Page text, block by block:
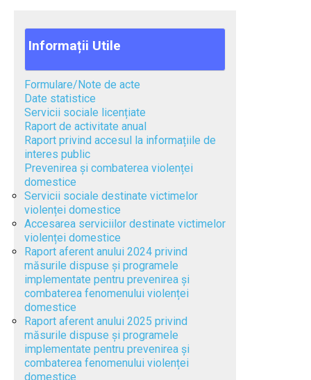
Informații Utile
Formulare/Note de acte
Date statistice
Servicii sociale licențiate
Raport de activitate anual
Raport privind accesul la informațiile de
interes public
Prevenirea și combaterea violenței
domestice
Servicii sociale destinate victimelor
violenței domestice
Accesarea serviciilor destinate victimelor
violenței domestice
Raport aferent anului 2024 privind
măsurile dispuse și programele
implementate pentru prevenirea și
combaterea fenomenului violenței
domestice
Raport aferent anului 2025 privind
măsurile dispuse și programele
implementate pentru prevenirea și
combaterea fenomenului violenței
domestice